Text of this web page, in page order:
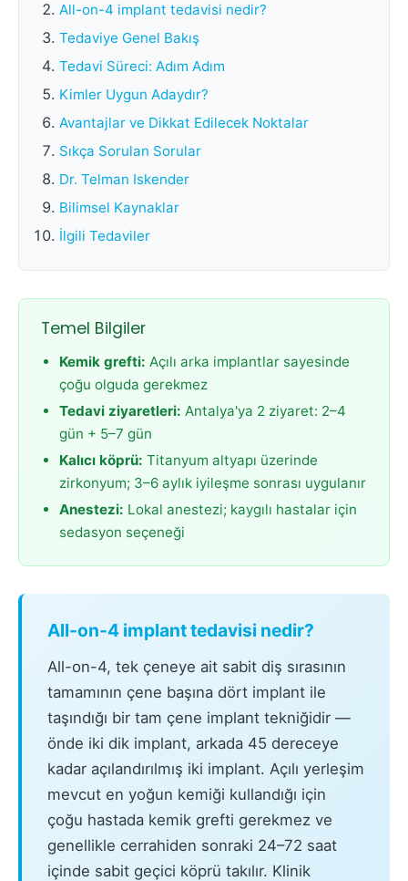
All-on-4 implant tedavisi nedir?
Tedaviye Genel Bakış
Tedavi Süreci: Adım Adım
Kimler Uygun Adaydır?
Avantajlar ve Dikkat Edilecek Noktalar
Sıkça Sorulan Sorular
Dr. Telman Iskender
Bilimsel Kaynaklar
İlgili Tedaviler
Temel Bilgiler
Kemik grefti: Açılı arka implantlar sayesinde
çoğu olguda gerekmez
Tedavi ziyaretleri: Antalya'ya 2 ziyaret: 2–4
gün + 5–7 gün
Kalıcı köprü: Titanyum altyapı üzerinde
zirkonyum; 3–6 aylık iyileşme sonrası uygulanır
Anestezi: Lokal anestezi; kaygılı hastalar için
sedasyon seçeneği
All-on-4 implant tedavisi nedir?
All-on-4, tek çeneye ait sabit diş sırasının
tamamının çene başına dört implant ile
taşındığı bir tam çene implant tekniğidir —
önde iki dik implant, arkada 45 dereceye
kadar açılandırılmış iki implant. Açılı yerleşim
mevcut en yoğun kemiği kullandığı için
çoğu hastada kemik grefti gerekmez ve
genellikle cerrahiden sonraki 24–72 saat
içinde sabit geçici köprü takılır. Klinik